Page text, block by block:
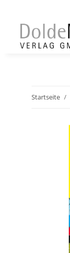
Startseite